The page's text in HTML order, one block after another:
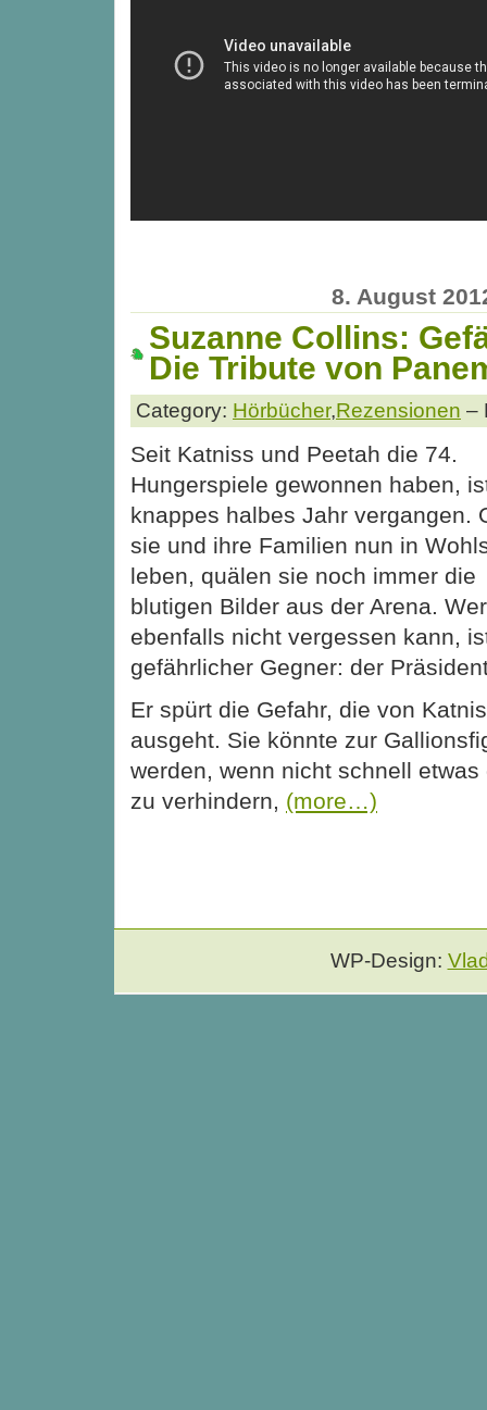
8. August
Suzanne Collins:
Die Tribute von
Category: Hörbücher,Rezensionen –
Seit Katniss und Peetah die 74.
Hungerspiele gewonnen haben,
knappes halbes Jahr vergangen.
sie und ihre Familien nun in
leben, quälen sie noch immer die
blutigen Bilder aus der Arena.
ebenfalls nicht vergessen kann,
gefährlicher Gegner: der
Er spürt die Gefahr, die von
ausgeht. Sie könnte zur
werden, wenn nicht schnell
zu verhindern, (more…)
WP-Design: